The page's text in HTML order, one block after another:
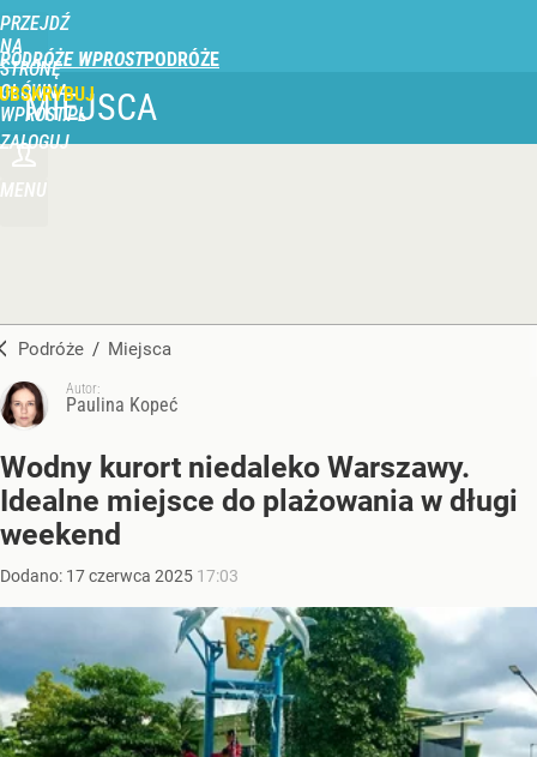
PRZEJDŹ
NA
STRONĘ
GŁÓWNĄ
WPROST.PL
PODRÓŻE WPROST
ZALOGUJ
MENU
MIEJSCA
Podróże / Miejsca
Autor:
Paulina Kopeć
Wodny kurort niedaleko Warszawy.
Idealne miejsce do plażowania w długi
weekend
Dodano: 17czerwca 2025 17:03